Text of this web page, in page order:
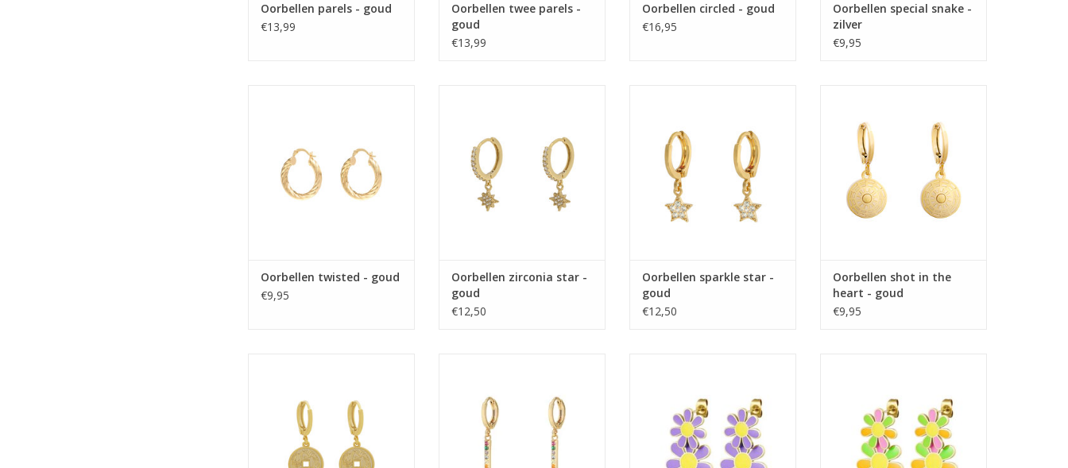
Oorbellen parels - goud
€13,99
Oorbellen twee parels -
goud
€13,99
Oorbellen circled - goud
€16,95
Oorbellen special snake -
zilver
€9,95
Oorbellen twisted - goud
€9,95
Oorbellen zirconia star -
goud
€12,50
Oorbellen sparkle star -
goud
€12,50
TOEVOEGEN AAN WINKELWAGEN
Oorbellen shot in the
heart - goud
€9,95
TOEVOEGEN AAN WINKELWAGEN